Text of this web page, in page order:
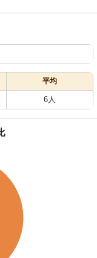
平均
6人